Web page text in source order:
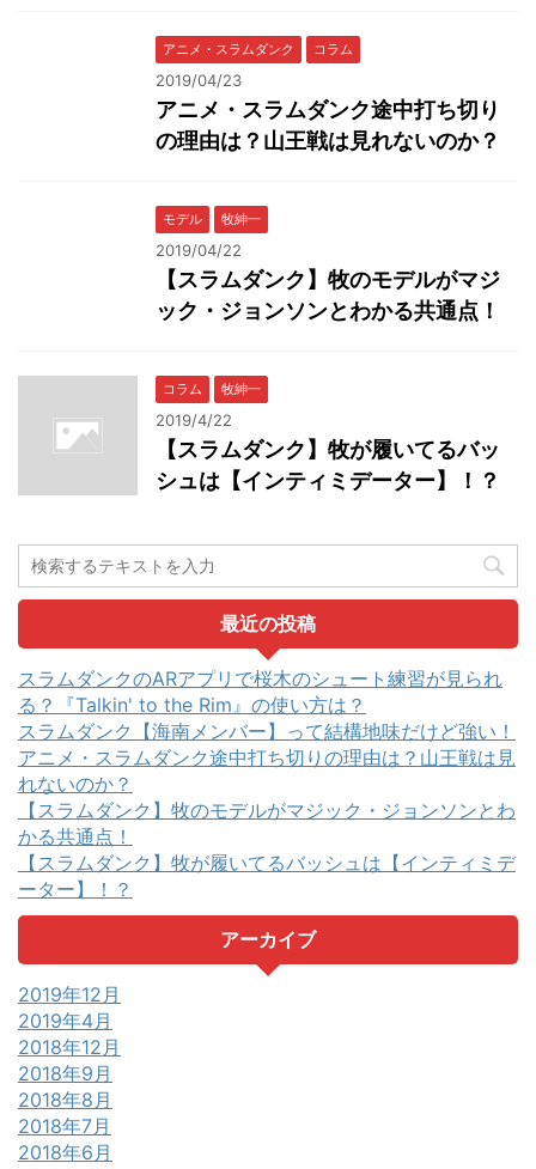
アニメ・スラムダンク コラム
2019/04/23
アニメ・スラムダンク途中打ち切り
の理由は？山王戦は見れないのか？
モデル 牧紳一
2019/04/22
【スラムダンク】牧のモデルがマジ
ック・ジョンソンとわかる共通点！
コラム 牧紳一
2019/4/22
【スラムダンク】牧が履いてるバッ
シュは【インティミデーター】！？
最近の投稿
スラムダンクのARアプリで桜木のシュート練習が見られ
る？『Talkin' to the Rim』の使い方は？
スラムダンク【海南メンバー】って結構地味だけど強い！
アニメ・スラムダンク途中打ち切りの理由は？山王戦は見
れないのか？
【スラムダンク】牧のモデルがマジック・ジョンソンとわ
かる共通点！
【スラムダンク】牧が履いてるバッシュは【インティミデ
ーター】！？
アーカイブ
2019年12月
2019年4月
2018年12月
2018年9月
2018年8月
2018年7月
2018年6月